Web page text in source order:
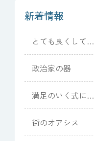
新着情報
とても良くしてい
ただきました
政治家の器
満足のいく式にな
りました
街のオアシス